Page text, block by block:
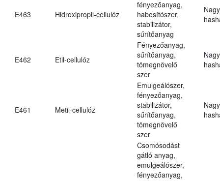
E463 Hidroxipropil-cellulóz
fényezőanyag,
habosítószer,
stabilizátor,
sűrítőanyag
E462 Etil-cellulóz
Fényezőanyag,
sűrítőanyag,
tömegnövelő
szer
E461 Metil-cellulóz
Emulgeálószer,
fényezőanyag,
stabilizátor,
sűrítőanyag,
tömegnövelő
szer
Csomósodást
gátló anyag,
emulgeálószer,
fényezőanyag,